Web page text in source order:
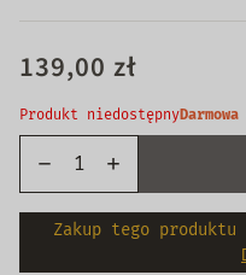
139,00 zł
Produkt niedostępny
Zakup tego produktu